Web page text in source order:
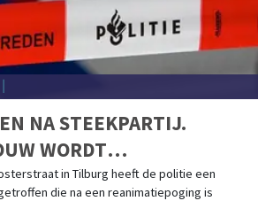
NA STEEKPARTIJ.
WORDT
in Tilburg heeft de politie een
die na een reanimatiepoging is